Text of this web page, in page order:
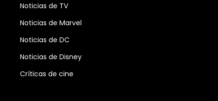
Noticias de TV
Noticias de Marvel
Noticias de DC
Noticias de Disney
Críticas de cine